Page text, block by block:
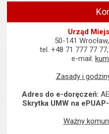
Urząd
50-141
tel. +48 71 777 77
e-mail:
Zasady i
Adres do e-doręczeń:
Skrytka UMW na
Ważny